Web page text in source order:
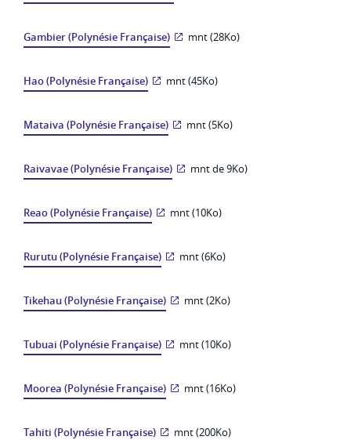
Gambier (Polynésie Française) mnt (28Ko)
Hao (Polynésie Française) mnt (45Ko)
Mataiva (Polynésie Française) mnt (5Ko)
Raivavae (Polynésie Française) mnt de 9Ko)
Reao (Polynésie Française) mnt (10Ko)
Rurutu (Polynésie Française) mnt (6Ko)
Tikehau (Polynésie Française) mnt (2Ko)
Tubuai (Polynésie Française) mnt (10Ko)
Moorea (Polynésie Française) mnt (16Ko)
Tahiti (Polynésie Française) mnt (200Ko)